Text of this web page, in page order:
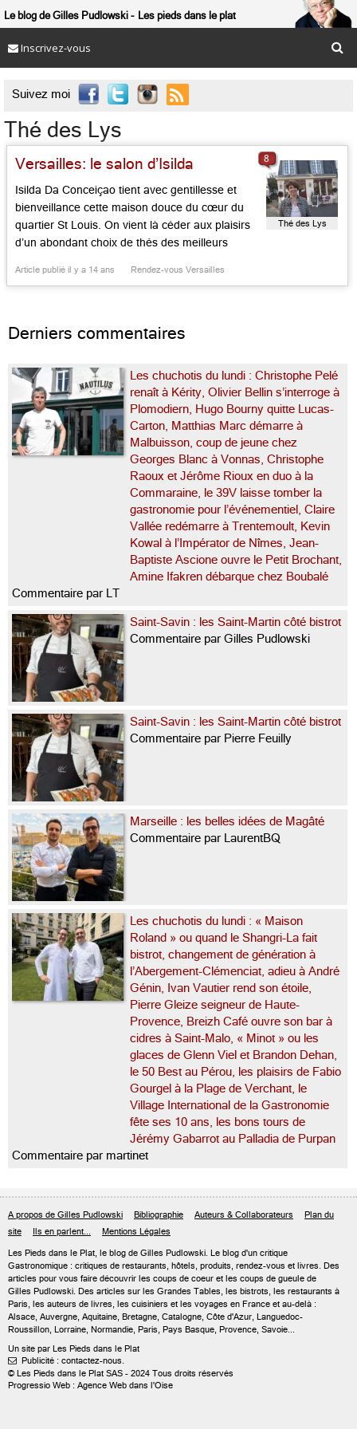
Le blog de Gilles Pudlowski Les pieds dans le plat
Inscrivez-vous
Suivez moi 
Thé des Lys
Versailles: le salon d’Isilda
Isilda Da Conceiçao tient avec gentillesse et
bienveillance cette maison douce du cœur du
quartier St Louis. On vient là céder aux plaisirs
d’un abondant choix de thés des meilleurs
la menthe, Genmacha, Sencha, Darjeeling, sans
Article publié il y a 14 ans Rendez-vous Versailles
Thé des Lys
8
Derniers commentaires
Les chuchotis du lundi : Christophe Pelé
renaît à Kérity, Olivier Bellin s’interroge à
Plomodiern, Hugo Bourny quitte Lucas-
Carton, Matthias Marc démarre à
Malbuisson, coup de jeune chez
Georges Blanc à Vonnas, Christophe
Raoux et Jérôme Rioux en duo à la
Commaraine, le 39V laisse tomber la
gastronomie pour l’événementiel, Claire
Vallée redémarre à Trentemoult, Kevin
Kowal à l’Impérator de Nîmes, Jean-
Baptiste Ascione ouvre le Petit Brochant,
Amine Ifakren débarque chez Boubalé
Commentaire par LT
Saint-Savin : les Saint-Martin côté bistrot
Commentaire par Gilles Pudlowski
Saint-Savin : les Saint-Martin côté bistrot
Commentaire par Pierre Feuilly
Marseille : les belles idées de Magâté
Commentaire par LaurentBQ
Les chuchotis du lundi : « Maison
Roland » ou quand le Shangri-La fait
bistrot, changement de génération à
l’Abergement-Clémenciat, adieu à André
Génin, Ivan Vautier rend son étoile,
Pierre Gleize seigneur de Haute-
Provence, Breizh Café ouvre son bar à
cidres à Saint-Malo, « Minot » ou les
glaces de Glenn Viel et Brandon Dehan,
le 50 Best au Pérou, les plaisirs de Fabio
Gourgel à la Plage de Verchant, le
Village International de la Gastronomie
fête ses 10 ans, les bons tours de
Jérémy Gabarrot au Palladia de Purpan
Commentaire par martinet
A propos de Gilles Pudlowski Bibliographie Auteurs & Collaborateurs
Plan du
site
Ils en parlent... Mentions Légales
Les Pieds dans le Plat, le blog de Gilles Pudlowski. Le blog d'un critique
Gastronomique : critiques de restaurants, hôtels, produits, rendez-vous et livres. Des
articles pour vous faire découvrir les coups de coeur et les coups de gueule de
Gilles Pudlowski. Des articles sur les Grandes Tables, les bistrots, les restaurants à
Paris, les auteurs de livres, les cuisiniers et les voyages en France et au-delà :
Alsace, Auvergne, Aquitaine, Bretagne, Catalogne, Côte d'Azur, Languedoc-
Roussillon, Lorraine, Normandie, Paris, Pays Basque, Provence, Savoie...
Un site par Les Pieds dans le Plat
 Publicité : contactez-nous.
© Les Pieds dans le Plat SAS - 2024 Tous droits réservés
Progressio Web : Agence Web dans l'Oise